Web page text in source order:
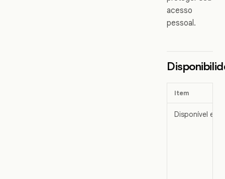
acesso
pessoal.
Item
Disponível em